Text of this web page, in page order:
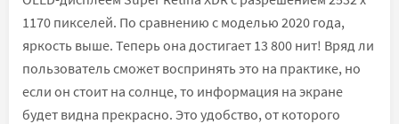
1170 пикселей. По сравнению с моделью 2020 года,
яркость выше. Теперь она достигает 13 800 нит! Вряд ли
пользователь сможет воспринять это на практике, но
если он стоит на солнце, то информация на экране
будет видна прекрасно. Это удобство, от которого